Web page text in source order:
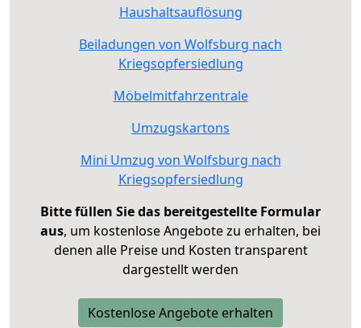
Haushaltsauflösung
Beiladungen von Wolfsburg nach
Kriegsopfersiedlung
Möbelmitfahrzentrale
Umzugskartons
Mini Umzug von Wolfsburg nach
Kriegsopfersiedlung
Bitte füllen Sie das bereitgestellte Formular
aus, um kostenlose Angebote zu erhalten, bei
denen alle Preise und Kosten transparent
dargestellt werden
Kostenlose Angebote erhalten